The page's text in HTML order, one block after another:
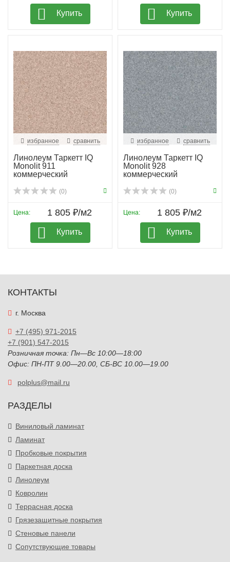
Купить Купить
избранное сравнить
Линолеум Таркетт IQ
Monolit 911
коммерческий
(0)
Цена: 1 805 ₽/м2
Купить
избранное сравнить
Линолеум Таркетт IQ
Monolit 928
коммерческий
(0)
Цена: 1 805 ₽/м2
Купить
КОНТАКТЫ
г. Москва
+7 (495) 971-2015
+7 (901) 547-2015
Розничная точка: Пн—Вс 10:00—18:00
Офис: ПН-ПТ 9.00—20.00, СБ-ВС 10.00—19.00
polplus@mail.ru
РАЗДЕЛЫ
Виниловый ламинат
Ламинат
Пробковые покрытия
Паркетная доска
Линолеум
Ковролин
Террасная доска
Грязезащитные покрытия
Стеновые панели
Сопутствующие товары